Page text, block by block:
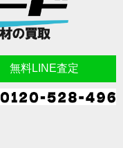
無料LINE査定